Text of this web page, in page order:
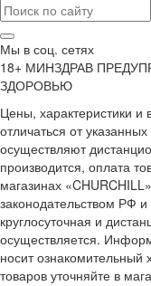
Мы в соц. сетях
18+ МИНЗДРАВ
ЗДОРОВЬЮ
Цены, характеристики и
отличаться от
осуществляют
производится, оплата
магазинах
законодательством РФ
круглосуточная и
осуществляется.
носит ознакомительный
товаров уточняйте в